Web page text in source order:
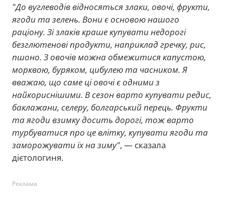
"До вуглеводів відносяться злаки, овочі, фрукти,
ягоди та зелень. Вони є основою нашого
раціону. Зі злаків краше купувати недорогі
безглютенові продукти, наприклад гречку, рис,
пшоно. З овочів можна обмежитися капустою,
морквою, буряком, цибулею та часником. Я
вважаю, що саме ці овочі є одними з
найкориснішими. В сезон варто купувати редис,
баклажани, селеру, болгарський перець. Фрукти
та ягоди взимку досить дорогі, тож варто
турбуватися про це влітку, купувати ягоди та
заморожувати їх на зиму", — сказала
дієтологиня.
Реклама